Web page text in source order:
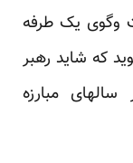
وگوی یک طرفه
که شاید رهبر
مبارزه